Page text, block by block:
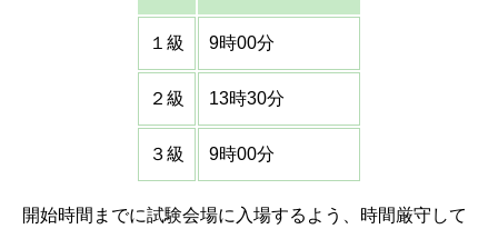
１級 9時00分
２級 13時30分
３級 9時00分
開始時間までに試験会場に入場するよう、時間厳守して